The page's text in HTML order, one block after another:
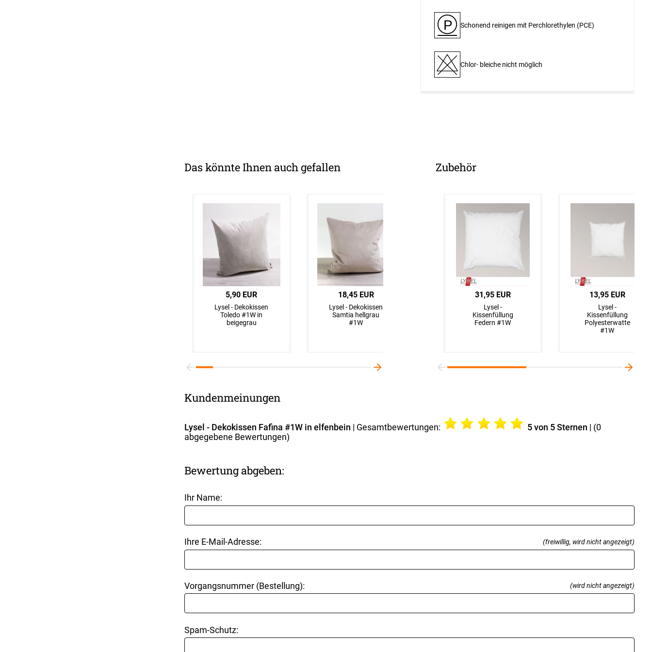
P Schonend reinigen mit Perchlor­ethylen (PCE)
Chlor- bleiche nicht möglich
Das könnte Ihnen auch gefallen
5,90 EUR
Lysel - Dekokissen
Toledo #1W in
beigegrau
18,45 EUR
Lysel - Dekokissen
Samtia hellgrau
#1W
17,95 EUR
Lysel - Dekokissen
Obella #1W in
cremebeige
17,95 EUR
Lysel - Dekokissen
Cabilao #1W in
naturbeige
Zubehör
31,95 EUR
Lysel -
Kissenfüllung
Federn #1W
13,95 EUR
Lysel -
Kissenfüllung
Polyesterwatte
#1W
Kundenmeinungen
Lysel - Dekokissen Fafina #1W in elfenbein | Gesamtbewertungen: 5von 5 Sternen | (0
abgegebene Bewertungen)
Bewertung abgeben:
Ihr Name:
Ihre E-Mail-Adresse: (freiwillig, wird nicht angezeigt)
Vorgangsnummer (Bestellung): (wird nicht angezeigt)
Spam-Schutz: